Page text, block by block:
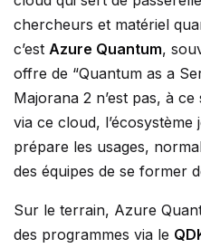
chercheurs et matériel
c’est Azure Quantum,
offre de “Quantum as a
Majorana 2 n’est pas, à
via ce cloud,
prépare les usages,
des équipes de se former
Sur le terrain, Azure
des programmes via le